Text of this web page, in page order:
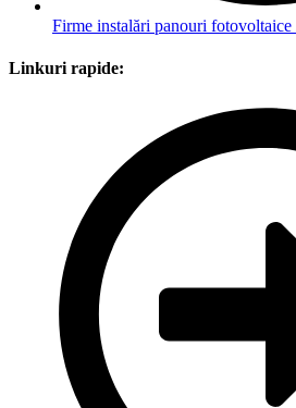
Firme instalări panouri fotovoltaice
Linkuri rapide: